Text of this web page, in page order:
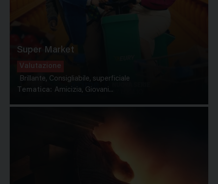
Super Market
Valutazione
Brillante, Consigliabile, superficiale
Tematica: Amicizia, Giovani...